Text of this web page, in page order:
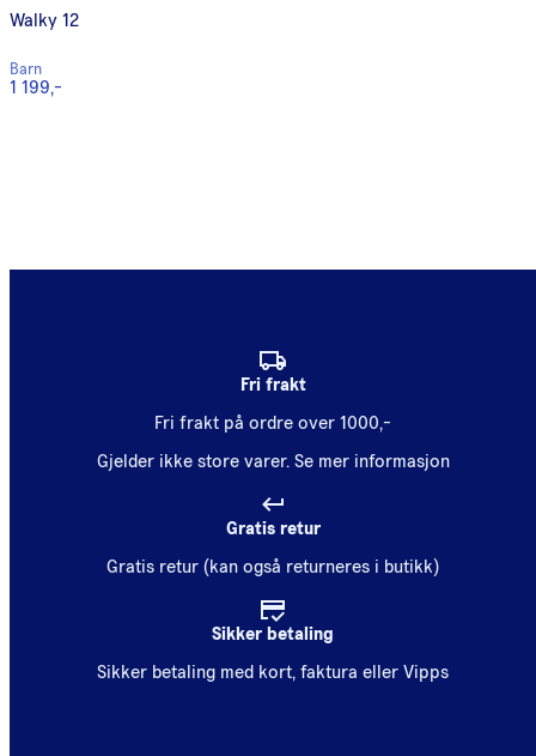
Walky 12
Barn
1 199,-
Fri frakt
Fri frakt på ordre over 1000,-
Gjelder ikke store varer. Se mer informasjon
Gratis retur
Gratis retur (kan også returneres i butikk)
Sikker betaling
Sikker betaling med kort, faktura eller Vipps